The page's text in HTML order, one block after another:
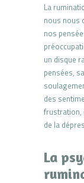
La
nous nous
nos
un disque
pensées,
des
frustration,
de la
La